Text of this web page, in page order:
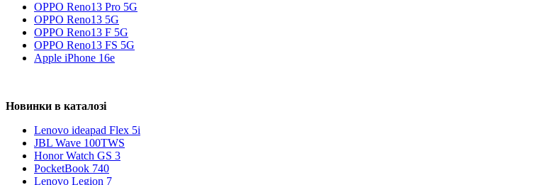
OPPO Reno13 Pro 5G
OPPO Reno13 5G
OPPO Reno13 F 5G
OPPO Reno13 FS 5G
Apple iPhone 16e
Новинки в каталозі
Lenovo ideapad Flex 5i
JBL Wave 100TWS
Honor Watch GS 3
PocketBook 740
Lenovo Legion 7